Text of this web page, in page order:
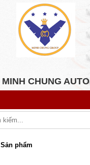
MINH CHUNG AUTO
Sản phẩm